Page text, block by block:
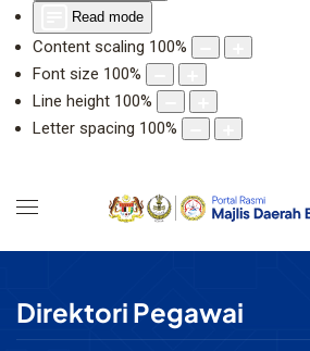
Read mode
Content scaling 100%
Font size 100%
Line height 100%
Letter spacing 100%
Direktori Pegawai